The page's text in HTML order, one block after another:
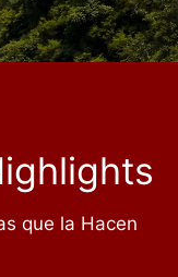
que la Hacen